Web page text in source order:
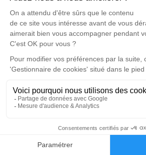
Faire-part
d'expression dédié à honorer la
TAILLANDIER.
Un service de plantation d’arbre
disponible ici.
Je
Cérémonie civile
Cimetière d'Orval
18200 Orval